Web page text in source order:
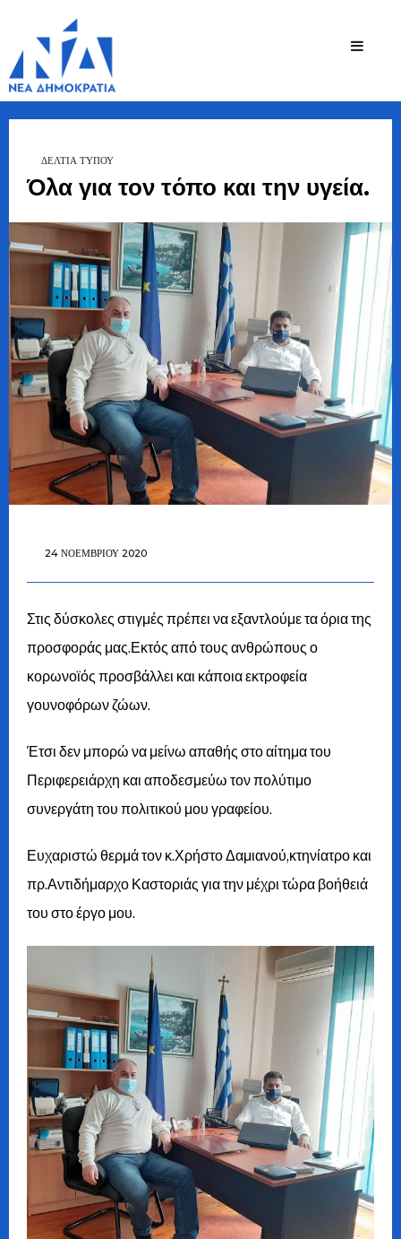
Ζήσης
Bουλευτής Ν.
Όλα για τον τόπο και την υγεία.
ΔΕΛΤΙΑ ΤΥΠΟΥ
24 ΝΟΕΜΒΡΊΟΥ 2020
Στις δύσκολες στιγμές πρέπει να εξαντλούμε τα όρια της
προσφοράς μας.Εκτός από τους ανθρώπους ο
κορωνοϊός προσβάλλει και κάποια εκτροφεία
γουνοφόρων ζώων.
Έτσι δεν μπορώ να μείνω απαθής στο αίτημα του
Περιφερειάρχη και αποδεσμεύω τον πολύτιμο
συνεργάτη του πολιτικού μου γραφείου.
Ευχαριστώ θερμά τον κ.Χρήστο Δαμιανού,κτηνίατρο και
πρ.Αντιδήμαρχο Καστοριάς για την μέχρι τώρα βοήθειά
του στο έργο μου.